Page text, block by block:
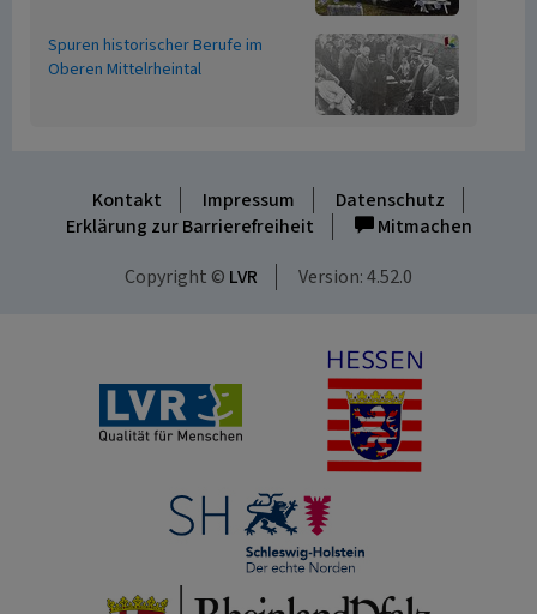
Spuren historischer Berufe im
Oberen Mittelrheintal
Kontakt Impressum
Datenschutz
Erklärung zur Barrierefreiheit
Mitmachen
Copyright © LVR Version: 4.52.0